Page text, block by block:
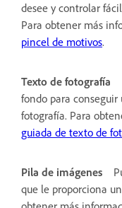
desee y controlar
Para obtener más
pincel de motivos.
Texto de fotografía
fondo para
fotografía. Para
guiada de texto de
Pila de imágenes
que le proporciona